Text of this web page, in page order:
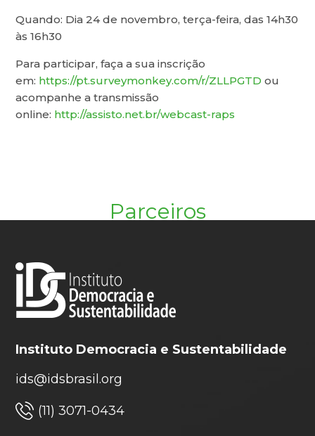
Quando: Dia 24 de novembro, terça-feira, das 14h30
às 16h30
Para participar, faça a sua inscrição
em: https://pt.surveymonkey.com/r/ZLLPGTD ou
acompanhe a transmissão
online: http://assisto.net.br/webcast-raps
Parceiros
Instituto Democracia e Sustentabilidade
ids@idsbrasil.org
(11) 3071-0434